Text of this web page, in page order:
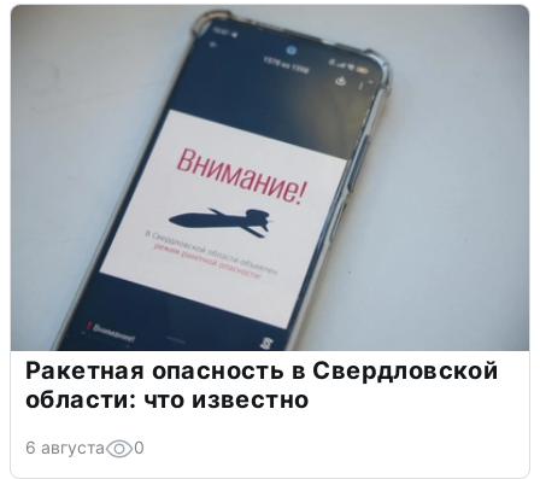
Ракетная опасность в Свердловской
области: что известно
6 августа 0